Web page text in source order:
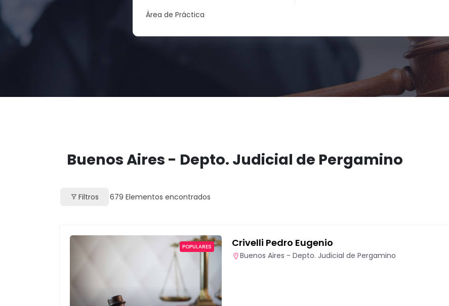
Área de Práctica
Buenos Aires - Depto. Judicial de Pergamino
Filtros 679 Elementos encontrados
POPULARES Crivelli Pedro Eugenio
Buenos Aires - Depto. Judicial de Pergamino